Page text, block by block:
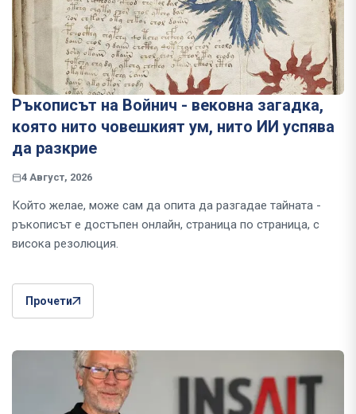
Ръкописът на Войнич - вековна загадка,
която нито човешкият ум, нито ИИ успява
да разкрие
4 Август, 2026
Който желае, може сам да опита да разгадае тайната -
ръкописът е достъпен онлайн, страница по страница, с
висока резолюция.
Прочети